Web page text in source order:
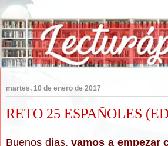
martes, 10 de enero de 2017
RETO 25 ESPAÑOLES
Buenos días,vamos a empezar